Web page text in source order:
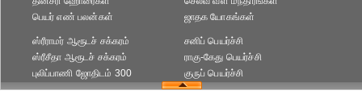
பெயர் எண் பலன்கள்
ஜாதக யோகங்கள்
ஸ்ரீராமர் ஆரூடச் சக்கரம்
ஸ்ரீசீதா ஆரூடச் சக்கரம்
புலிப்பாணி ஜோதிடம் 300
சனிப் பெயர்ச்சி
ராகு-கேது பெயர்ச்சி
குருப் பெயர்ச்சி